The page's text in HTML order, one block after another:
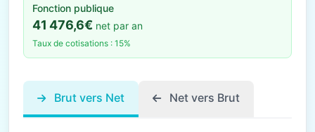
Fonction publique
41 476,6€ net par an
Taux de cotisations : 15%
Brut vers Net Net vers Brut